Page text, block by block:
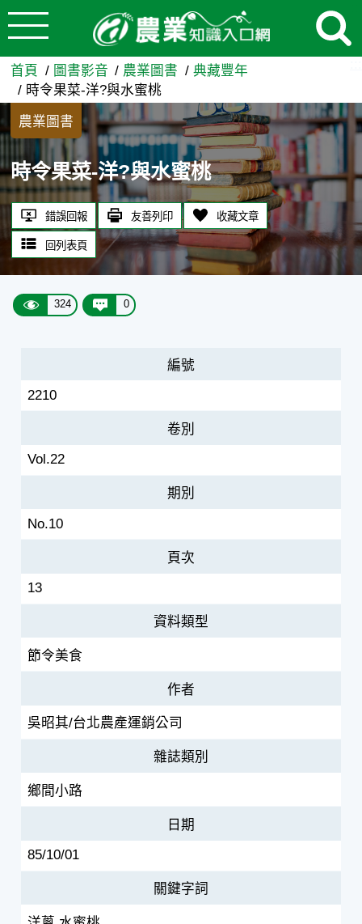
跳到主要內容
時令果菜-洋?與水蜜桃 - 農
首頁 圖書影音 農業圖書
典藏豐年
時令果菜-洋?與水蜜桃
農業圖書
時令果菜-洋?與水蜜桃
錯誤回報 友善列印 收藏文章
回列表頁
324 0
編號
2210
卷別
Vol.22
期別
No.10
頁次
13
資料類型
節令美食
作者
吳昭其/台北農產運銷公司
雜誌類別
鄉間小路
日期
85/10/01
關鍵字詞